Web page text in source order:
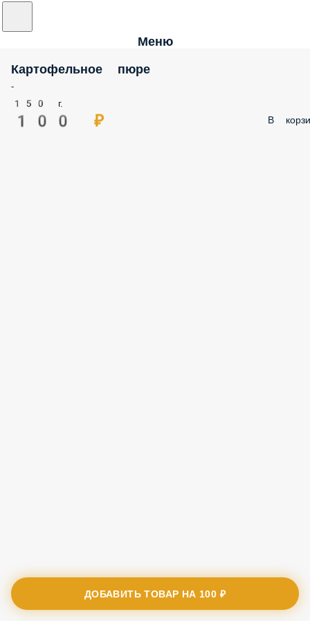
Меню
Картофельное пюре
-
150 г.
100 ₽ В
ДОБАВИТЬ ТОВАР НА 100 ₽